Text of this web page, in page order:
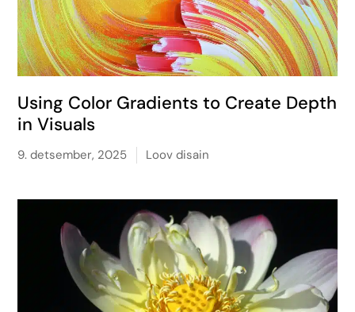
Using Color Gradients to Create Depth
in Visuals
9. detsember, 2025 Loov disain